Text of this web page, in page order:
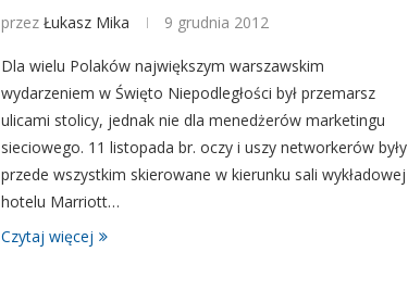
przez Łukasz Mika 9 grudnia 2012
Dla wielu Polaków największym warszawskim
wydarzeniem w Święto Niepodległości był przemarsz
ulicami stolicy, jednak nie dla menedżerów marketingu
sieciowego. 11 listopada br. oczy i uszy networkerów były
przede wszystkim skierowane w kierunku sali wykładowej
hotelu Marriott…
Czytaj więcej